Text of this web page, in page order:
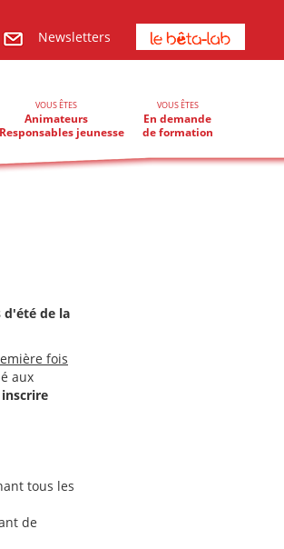
Newsletters
VOUS ÊTES
Animateurs
jeunesse
VOUS ÊTES
En demande
de formation
d'été de la
fois
aux
tous les
de